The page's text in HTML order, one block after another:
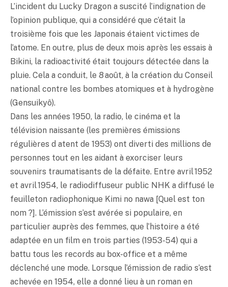
L’incident du Lucky Dragon a suscité l’indignation de
l’opinion publique, qui a considéré que c’était la
troisième fois que les Japonais étaient victimes de
l’atome. En outre, plus de deux mois après les essais à
Bikini, la radioactivité était toujours détectée dans la
pluie. Cela a conduit, le 8 août, à la création du Conseil
national contre les bombes atomiques et à hydrogène
(Gensuikyô).
Dans les années 1950, la radio, le cinéma et la
télévision naissante (les premières émissions
régulières d atent de 1953) ont diverti des millions de
personnes tout en les aidant à exorciser leurs
souvenirs traumatisants de la défaite. Entre avril 1952
et avril 1954, le radiodiffuseur public NHK a diffusé le
feuilleton radiophonique Kimi no nawa [Quel est ton
nom ?]. L’émission s’est avérée si populaire, en
particulier auprès des femmes, que l’histoire a été
adaptée en un film en trois parties (1953-54) qui a
battu tous les records au box-office et a même
déclenché une mode. Lorsque l’émission de radio s’est
achevée en 1954, elle a donné lieu à un roman en